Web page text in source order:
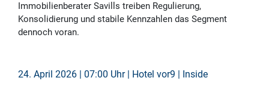
Immobilienberater Savills treiben Regulierung,
Konsolidierung und stabile Kennzahlen das Segment
dennoch voran.
24. April 2026 | 07:00 Uhr | Hotel vor9 | Inside